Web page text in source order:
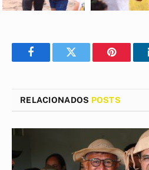
FacebookTwitter Pinterest
RELACIONADOS POSTS